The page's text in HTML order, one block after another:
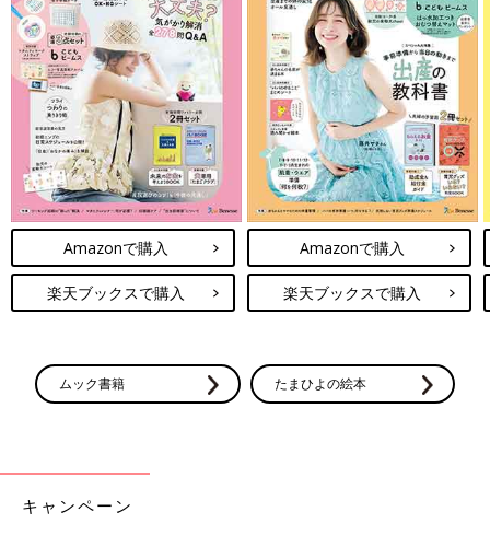
Amazonで購入
楽天ブックスで購入
Amazonで購入
楽天ブックスで購入
ムック書籍 たまひよの絵本
キャンペーン